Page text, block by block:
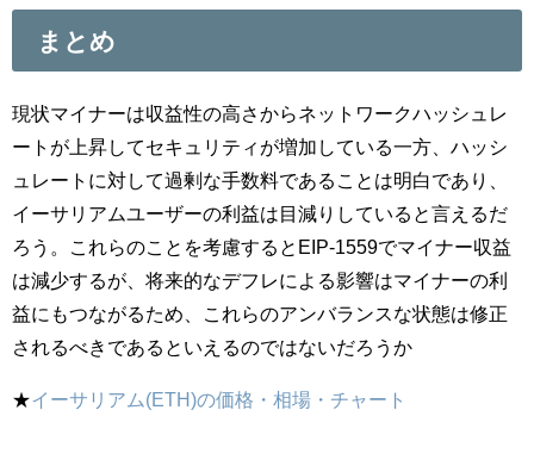
まとめ
現状マイナーは収益性の高さからネットワークハッシュレ
ートが上昇してセキュリティが増加している一方、ハッシ
ュレートに対して過剰な手数料であることは明白であり、
イーサリアムユーザーの利益は目減りしていると言えるだ
ろう。これらのことを考慮するとEIP-1559でマイナー収益
は減少するが、将来的なデフレによる影響はマイナーの利
益にもつながるため、これらのアンバランスな状態は修正
されるべきであるといえるのではないだろうか
★イーサリアム(ETH)の価格・相場・チャート